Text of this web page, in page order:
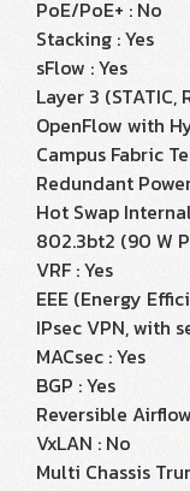
PoE/PoE+ : No
Stacking : Yes
sFlow : Yes
Layer 3 (STATIC,
OpenFlow with
Campus Fabric
Redundant
Hot Swap
802.3bt2 (90 W
VRF : Yes
EEE (Energy
IPsec VPN, with
MACsec : Yes
BGP : Yes
Reversible
VxLAN : No
Multi Chassis